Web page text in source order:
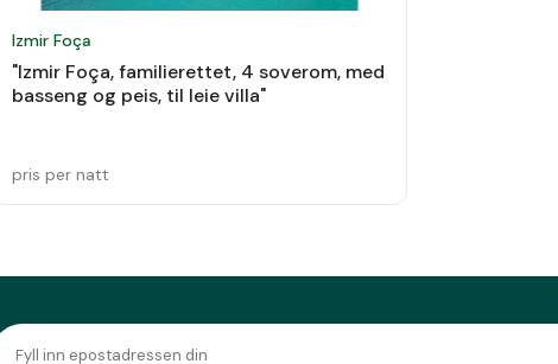
Izmir Foça
"Izmir Foça, familierettet, 4 soverom, med
basseng og peis, til leie villa"
pris per natt